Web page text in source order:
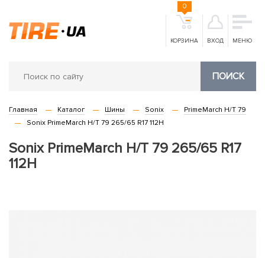
КОРЗИНА
0
ВХОД МЕНЮ
ПОИСК
Главная Каталог Шины Sonix
PrimeMarch H/T 79
Sonix PrimeMarch H/T 79 265/65 R17 112H
Sonix PrimeMarch H/T 79 265/65 R17
112H